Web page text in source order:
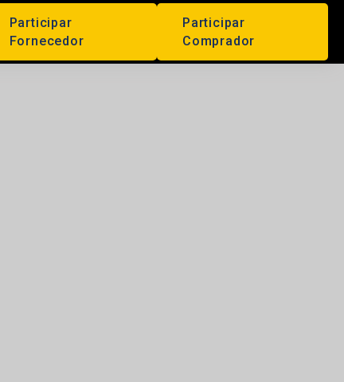
Participar
Fornecedor
Participar
Comprador